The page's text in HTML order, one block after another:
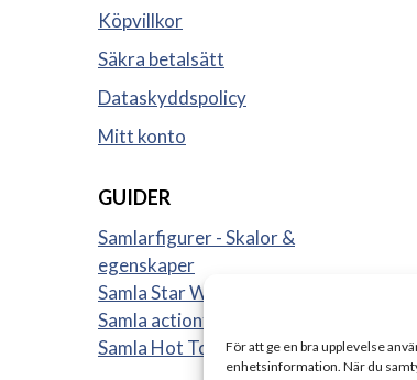
För att ge en bra upplevelse
enhetsinformation. När du
Köpvillkor
Säkra betalsätt
Dataskyddspolicy
Mitt konto
GUIDER
Samlarfigurer - Skalor &
egenskaper
Samla Star Wars figurer
Samla actionfigurer
Samla Hot Toys